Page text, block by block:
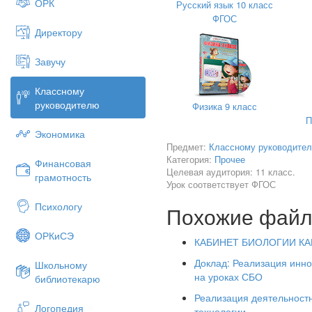
ОРК
Директору
Завучу
Классному
руководителю
Экономика
Финансовая
грамотность
Психологу
ОРКиСЭ
Школьному
библиотекарю
Логопедия
усовершенствования
Для решения сложных задач,
индивидуального подхода
всестороннего развития
Организация коллективной
объединения активной
творцом, проявляя при
каждого участника, в том
Учащийся является главным
теоритическом обучении в
результате этих условий
дальнейшей практической
Занятия на кружках служат
профессиональных качеств.
Организация кружка -
самостоятельная
индивидуально полезных
В процессе этой
качества личности,
Русский язык 10 класс
ФГОС
Физика 9 класс
Предмет: Классному
Категория: Прочее
Целевая аудитория: 11 класс.
Урок соответствует ФГОС
Похожие
КАБИНЕТ БИОЛОГИИ
Доклад: Реализация
на уроках СБО
Реализация